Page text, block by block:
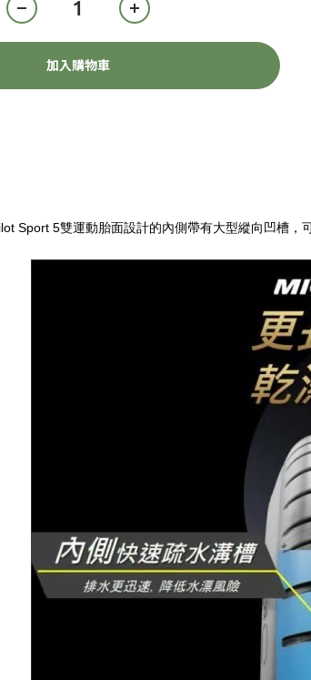
加入購物車
Sport 5雙運動胎面設計的內側帶有大型縱向凹槽，